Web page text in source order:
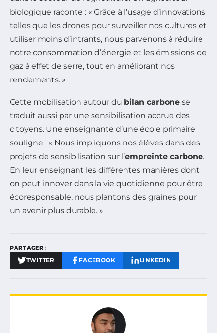
biologique raconte : « Grâce à l’usage d’innovations
telles que les drones pour surveiller nos cultures et
utiliser moins d’intrants, nous parvenons à réduire
notre consommation d’énergie et les émissions de
gaz à effet de serre, tout en améliorant nos
rendements. »
Cette mobilisation autour du bilan carbone se
traduit aussi par une sensibilisation accrue des
citoyens. Une enseignante d’une école primaire
souligne : « Nous impliquons nos élèves dans des
projets de sensibilisation sur l’empreinte carbone.
En leur enseignant les différentes manières dont
on peut innover dans la vie quotidienne pour être
écoresponsable, nous plantons des graines pour
un avenir plus durable. »
PARTAGER :
TWITTER FACEBOOK LINKEDIN